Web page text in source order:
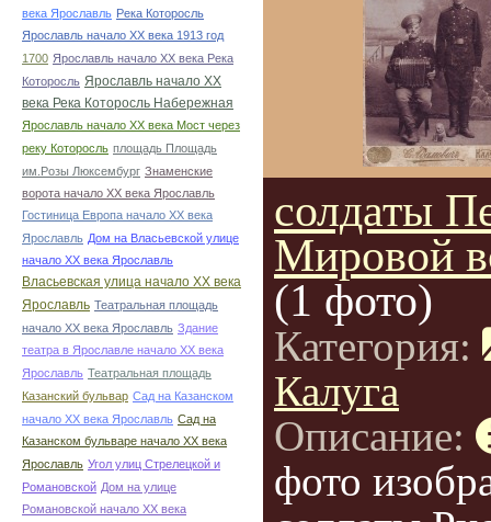
века Ярославль Река Которосль
Ярославль начало ХХ века 1913 год
1700 Ярославль начало ХХ века Река
Которосль Ярославль начало ХХ
века Река Которосль Набережная
Ярославль начало ХХ века Мост через
реку Которосль площадь Площадь
им.Розы Люксембург Знаменские
ворота начало ХХ века Ярославль
Гостиница Европа начало ХХ века
Ярославль Дом на Власьевской улице
начало ХХ века Ярославль
Власьевская улица начало ХХ века
Ярославль Театральная площадь
начало ХХ века Ярославль Здание
театра в Ярославле начало ХХ века
Ярославль Театральная площадь
Казанский бульвар Сад на Казанском
начало ХХ века Ярославль Сад на
Казанском бульваре начало ХХ века
Ярославль Угол улиц Стрелецкой и
Романовской Дом на улице
Романовской начало ХХ века
солдаты
Мировой
(1 фото)
Категория:
Калуга
Описание:
фото